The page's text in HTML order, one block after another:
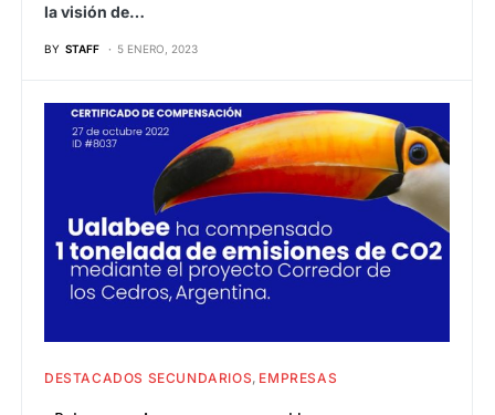
la visión de…
BY STAFF 5 ENERO, 2023
DESTACADOS SECUNDARIOS EMPRESAS